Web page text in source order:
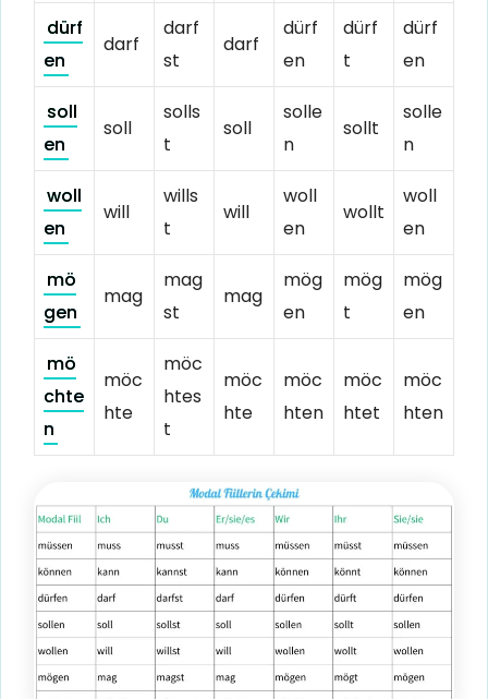
dürf
en
darf
darf
st
darf
dürf
en
dürf
t
dürf
en
soll
en
soll
solls
t
soll
solle
n
sollt
solle
n
woll
en
will
wills
t
will
woll
en
wollt
woll
en
mö
gen
mag
mag
st
mag
mög
en
mög
t
mög
en
mö
chte
n
möc
hte
möc
htes
t
möc
hte
möc
hten
möc
htet
möc
hten